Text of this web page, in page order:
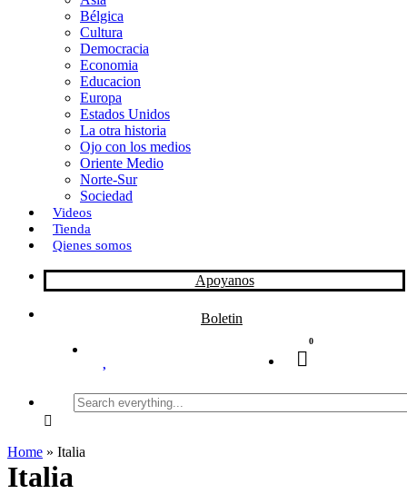
i
r
Bélgica
Cultura
Democracia
Economia
Educacion
Europa
Estados Unidos
La otra historia
Ojo con los medios
Oriente Medio
Norte-Sur
Sociedad
Videos
Tienda
Qienes somos
Apoyanos
Boletin
0
Search
everything...
Home » Italia
Italia